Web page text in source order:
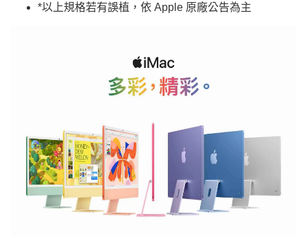
*以上規格若有誤植，依 Apple 原廠公告為主